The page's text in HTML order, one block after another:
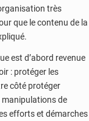
très
que le contenu de la
est d’abord revenue
: protéger les
côté protéger
manipulations de
efforts et démarches